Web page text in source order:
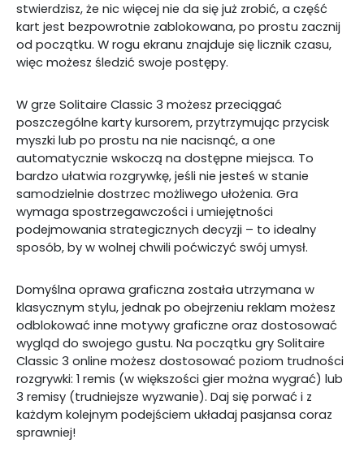
stwierdzisz, że nic więcej nie da się już zrobić, a część
kart jest bezpowrotnie zablokowana, po prostu zacznij
od początku. W rogu ekranu znajduje się licznik czasu,
więc możesz śledzić swoje postępy.
W grze Solitaire Classic 3 możesz przeciągać
poszczególne karty kursorem, przytrzymując przycisk
myszki lub po prostu na nie nacisnąć, a one
automatycznie wskoczą na dostępne miejsca. To
bardzo ułatwia rozgrywkę, jeśli nie jesteś w stanie
samodzielnie dostrzec możliwego ułożenia. Gra
wymaga spostrzegawczości i umiejętności
podejmowania strategicznych decyzji – to idealny
sposób, by w wolnej chwili poćwiczyć swój umysł.
Domyślna oprawa graficzna została utrzymana w
klasycznym stylu, jednak po obejrzeniu reklam możesz
odblokować inne motywy graficzne oraz dostosować
wygląd do swojego gustu. Na początku gry Solitaire
Classic 3 online możesz dostosować poziom trudności
rozgrywki: 1 remis (w większości gier można wygrać) lub
3 remisy (trudniejsze wyzwanie). Daj się porwać i z
każdym kolejnym podejściem układaj pasjansa coraz
sprawniej!